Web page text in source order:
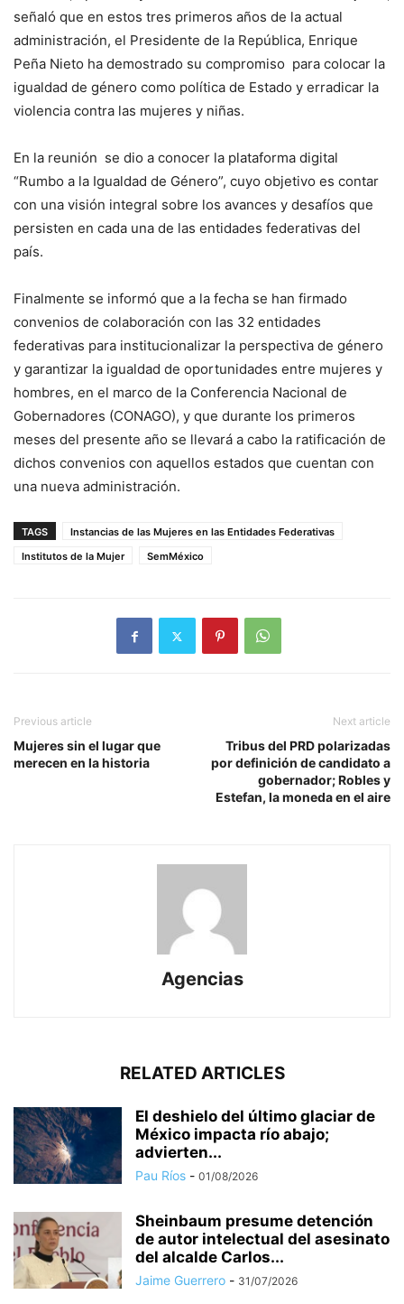
señaló que en estos tres primeros años de la actual
administración, el Presidente de la República, Enrique
Peña Nieto ha demostrado su compromiso para colocar la
igualdad de género como política de Estado y erradicar la
violencia contra las mujeres y niñas.
En la reunión se dio a conocer la plataforma digital
“Rumbo a la Igualdad de Género”, cuyo objetivo es contar
con una visión integral sobre los avances y desafíos que
persisten en cada una de las entidades federativas del
país.
Finalmente se informó que a la fecha se han firmado
convenios de colaboración con las 32 entidades
federativas para institucionalizar la perspectiva de género
y garantizar la igualdad de oportunidades entre mujeres y
hombres, en el marco de la Conferencia Nacional de
Gobernadores (CONAGO), y que durante los primeros
meses del presente año se llevará a cabo la ratificación de
dichos convenios con aquellos estados que cuentan con
una nueva administración.
TAGS
Instancias de las Mujeres en las Entidades Federativas
Institutos de la Mujer
SemMéxico
Previous article
Mujeres sin el lugar que
merecen en la historia
Next article
Tribus del PRD polarizadas
por definición de candidato a
gobernador; Robles y
Estefan, la moneda en el aire
Agencias
RELATED ARTICLES
El deshielo del último glaciar de
México impacta río abajo;
advierten...
Pau Ríos - 01/08/2026
Sheinbaum presume detención
de autor intelectual del asesinato
del alcalde Carlos...
Jaime Guerrero - 31/07/2026